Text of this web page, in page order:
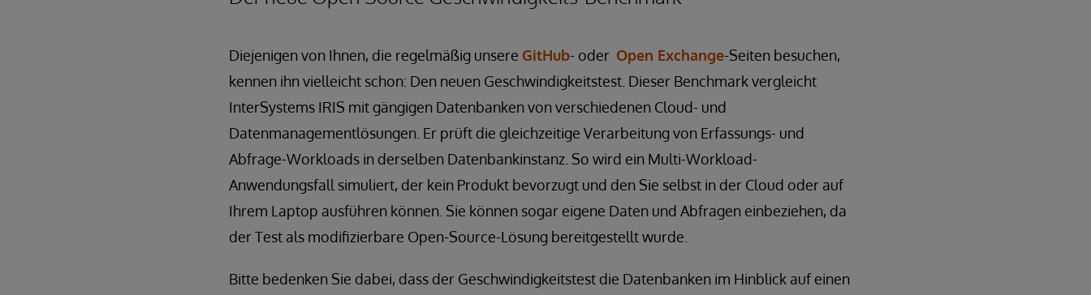
Diejenigen von Ihnen, die regelmäßig unsere GitHub- oder Open Exchange-Seiten besuchen,
kennen ihn vielleicht schon: Den neuen Geschwindigkeitstest. Dieser Benchmark vergleicht
InterSystems IRIS mit gängigen Datenbanken von verschiedenen Cloud- und
Datenmanagementlösungen. Er prüft die gleichzeitige Verarbeitung von Erfassungs- und
Abfrage-Workloads in derselben Datenbankinstanz. So wird ein Multi-Workload-
Anwendungsfall simuliert, der kein Produkt bevorzugt und den Sie selbst in der Cloud oder auf
Ihrem Laptop ausführen können. Sie können sogar eigene Daten und Abfragen einbeziehen, da
der Test als modifizierbare Open-Source-Lösung bereitgestellt wurde.
Bitte bedenken Sie dabei, dass der Geschwindigkeitstest die Datenbanken im Hinblick auf einen